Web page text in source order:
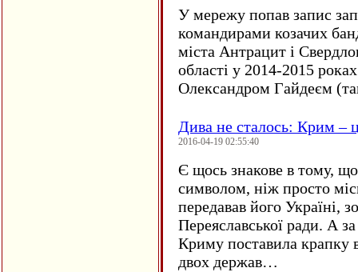
У мережу попав запис
командирами козачих
міста Антрацит і
області у 2014-2015
Олександром Гайдеєм
Дива не сталось: Крим –
2016-04-19 02:55:40
Є щось знакове в тому, що
символом, ніж просто
передавав його Україні,
Переяславської ради. А
Криму поставила крапку
двох держав…